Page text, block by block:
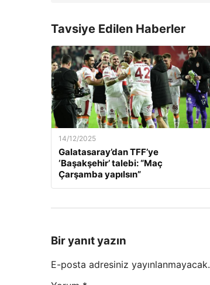
Tavsiye Edilen Haberler
14/12/2025
Galatasaray’dan TFF’ye
‘Başakşehir’ talebi: “Maç
Çarşamba yapılsın”
Bir yanıt yazın
E-posta adresiniz yayınlanmayacak.